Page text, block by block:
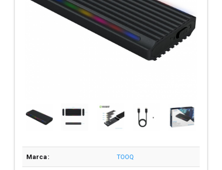
Marca: TOOQ